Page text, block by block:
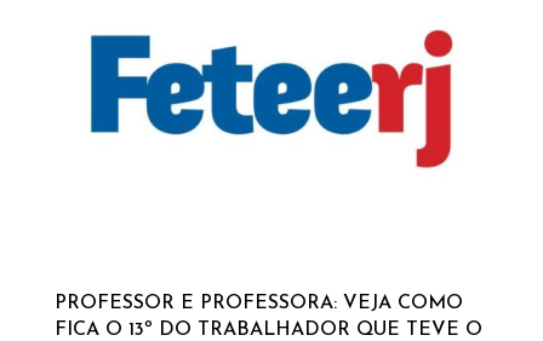
PROFESSOR E PROFESSORA: VEJA COMO
FICA O 13º DO TRABALHADOR QUE TEVE O